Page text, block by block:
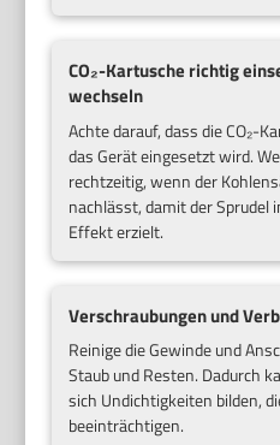
CO₂-Kartusche richtig
wechseln
Achte darauf, dass die CO₂-
das Gerät eingesetzt wird.
rechtzeitig, wenn der
nachlässt, damit der Sprudel
Effekt erzielt.
Verschraubungen und
Reinige die Gewinde und
Staub und Resten. Dadurch
sich Undichtigkeiten bilden,
beeinträchtigen.